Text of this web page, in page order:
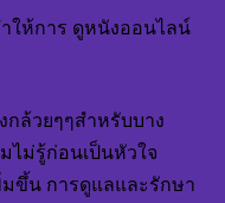
ให้การ ดูหนังออนไลน์
กล้วยๆๆสำหรับบาง
ม่รู้ก่อนเป็นหัวใจ
ขึ้น การดูแลและรักษา